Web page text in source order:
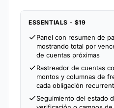
ESSENTIALS - $19
Panel con resumen de
mostrando total por
de cuentas próximas
Rastreador de cuentas
montos y columnas de
cada obligación
Seguimiento del estado